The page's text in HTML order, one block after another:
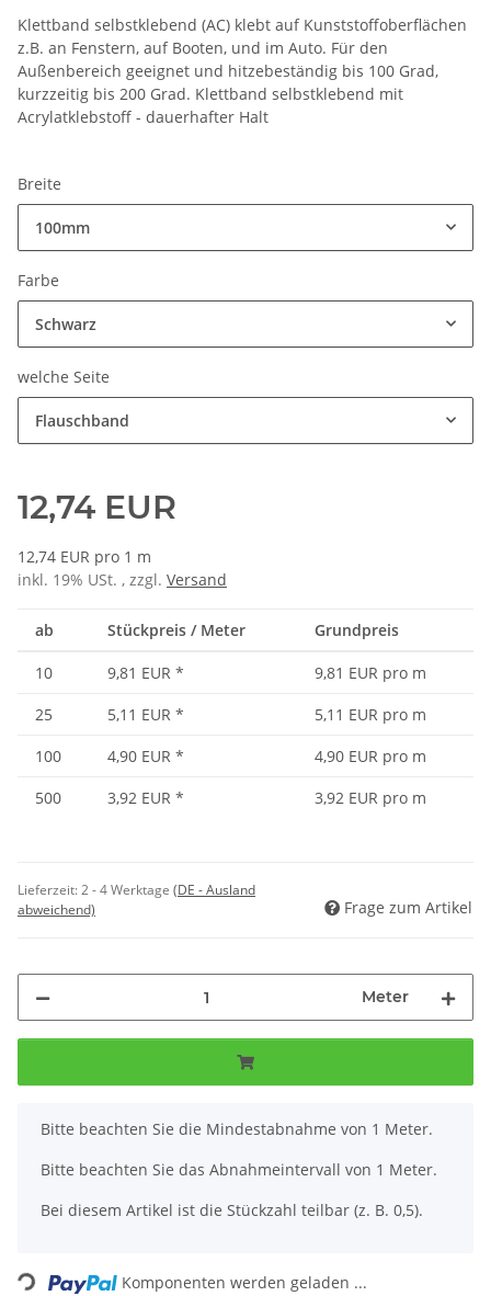
Klettband selbstklebend (AC) klebt auf Kunststoffoberflächen
z.B. an Fenstern, auf Booten, und im Auto. Für den
Außenbereich geeignet und hitzebeständig bis 100 Grad,
kurzzeitig bis 200 Grad. Klettband selbstklebend mit
Acrylatklebstoff - dauerhafter Halt
Breite
100mm
Farbe
Schwarz
welche Seite
Flauschband
12,74 EUR
12,74 EUR pro 1 m
inkl. 19% USt. , zzgl. Versand
ab Stückpreis / Meter Grundpreis
10 9,81 EUR *
9,81 EUR pro m
25
5,11 EUR *
5,11 EUR pro m
100
4,90 EUR *
4,90 EUR pro m
500
3,92 EUR * 3,92 EUR pro m
Lieferzeit:2 - 4 Werktage (DE - Ausland
abweichend)
Frage zum Artikel
Meter
x
Bitte beachten Sie die Mindestabnahme von 1 Meter.
Bitte beachten Sie das Abnahmeintervall von 1 Meter.
Bei diesem Artikel ist die Stückzahl teilbar (z. B. 0,5).
Loading... Komponenten werden geladen ...